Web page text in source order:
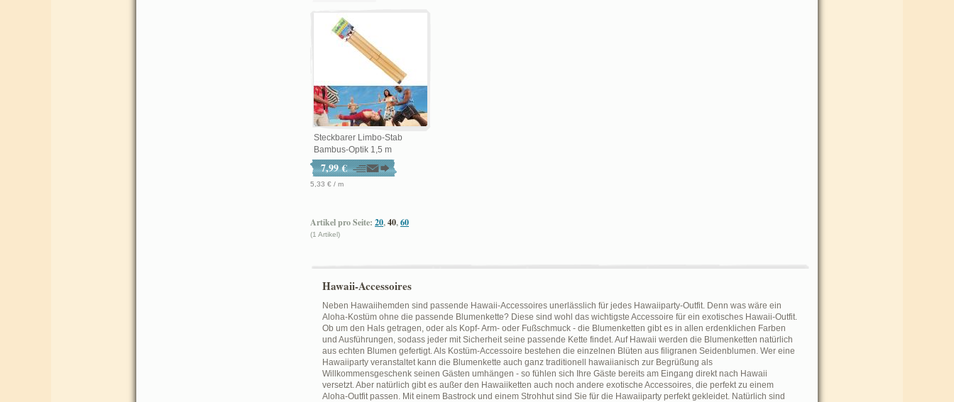
Steckbarer Limbo-Stab
Bambus-Optik 1,5 m
7,99 €
5,33 € / m
Artikel pro Seite: 20,40,60
(1 Artikel)
Hawaii-Accessoires
Neben Hawaiihemden sind passende Hawaii-Accessoires unerlässlich für jedes Hawaiiparty-Outfit. Denn was wäre ein
Aloha-Kostüm ohne die passende Blumenkette? Diese sind wohl das wichtigste Accessoire für ein exotisches Hawaii-Outfit.
Ob um den Hals getragen, oder als Kopf- Arm- oder Fußschmuck - die Blumenketten gibt es in allen erdenklichen Farben
und Ausführungen, sodass jeder mit Sicherheit seine passende Kette findet. Auf Hawaii werden die Blumenketten natürlich
aus echten Blumen gefertigt. Als Kostüm-Accessoire bestehen die einzelnen Blüten aus filigranen Seidenblumen. Wer eine
Hawaiiparty veranstaltet kann die Blumenkette auch ganz traditionell hawaiianisch zur Begrüßung als
Willkommensgeschenk seinen Gästen umhängen - so fühlen sich Ihre Gäste bereits am Eingang direkt nach Hawaii
versetzt. Aber natürlich gibt es außer den Hawaiiketten auch noch andere exotische Accessoires, die perfekt zu einem
Aloha-Outfit passen. Mit einem Bastrock und einem Strohhut sind Sie für die Hawaiiparty perfekt gekleidet. Natürlich sind